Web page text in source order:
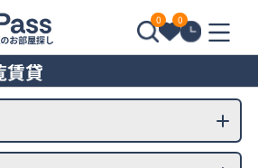
0 0
賃貸